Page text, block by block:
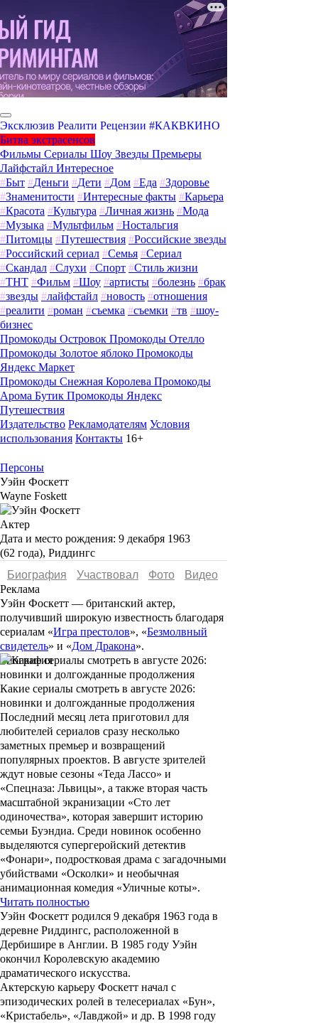
Эксклюзив Реалити Рецензии #КАКВКИНО
Битва экстрасенсов
Фильмы Сериалы Шоу Звезды Премьеры
Лайфстайл Интересное
#Быт #Деньги #Дети #Дом #Еда #Здоровье
#Знаменитости #Интересные факты #Карьера
#Красота #Культура #Личная жизнь #Мода
#Музыка #Мультфильм #Ностальгия
#Питомцы #Путешествия #Российские звезды
#Российский сериал #Семья #Сериал
#Скандал #Слухи #Спорт #Стиль жизни
#ТНТ #Фильм #Шоу #артисты #болезнь #брак
#звезды #лайфстайл #новость #отношения
#реалити #роман #съемка #съемки #тв #шоу-
бизнес
Промокоды Островок Промокоды Отелло
Промокоды Золотое яблоко Промокоды
Яндекс Маркет
Промокоды Снежная Королева Промокоды
Арома Бутик Промокоды Яндекс
Путешествия
Издательство Рекламодателям Условия
использования Контакты 16+
Персоны
Уэйн Фоскетт
Wayne Foskett
Актер
Дата и место рождения: 9 декабря 1963
(62 года), Риддингс
Биография
Участвовал Фото
Видеo
Реклама
Уэйн Фоскетт — британский актер,
получивший широкую известность благодаря
сериалам «Игра престолов», «Безмолвный
свидетель» и «Дом Дракона».
Биография
Какие сериалы смотреть в августе 2026:
новинки и долгожданные продолжения
Последний месяц лета приготовил для
любителей сериалов сразу несколько
заметных премьер и возвращений
популярных проектов. В августе зрителей
ждут новые сезоны «Теда Лассо» и
«Спецназа: Львицы», а также вторая часть
масштабной экранизации «Сто лет
одиночества», которая завершит историю
семьи Буэндиа. Среди новинок особенно
выделяются супергеройский детектив
«Фонари», подростковая драма с загадочными
убийствами «Осколки» и необычная
анимационная комедия «Уличные коты».
Читать полностью
Уэйн Фоскетт родился 9 декабря 1963 года в
деревне Риддингс, расположенной в
Дербишире в Англии. В 1985 году Уэйн
окончил Королевскую академию
драматического искусства.
Актерскую карьеру Фоскетт начал с
эпизодических ролей в телесериалах «Бун»,
«Кристабель», «Лавджой» и др. В 1998 году